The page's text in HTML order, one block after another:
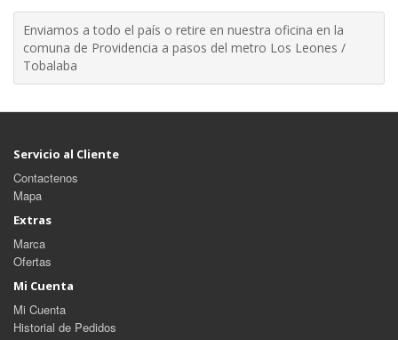
Enviamos a todo el país o retire en nuestra oficina en la
comuna de Providencia a pasos del metro Los Leones /
Tobalaba
Servicio al Cliente
Contactenos
Mapa
Extras
Marca
Ofertas
Mi Cuenta
Mi Cuenta
Historial de Pedidos